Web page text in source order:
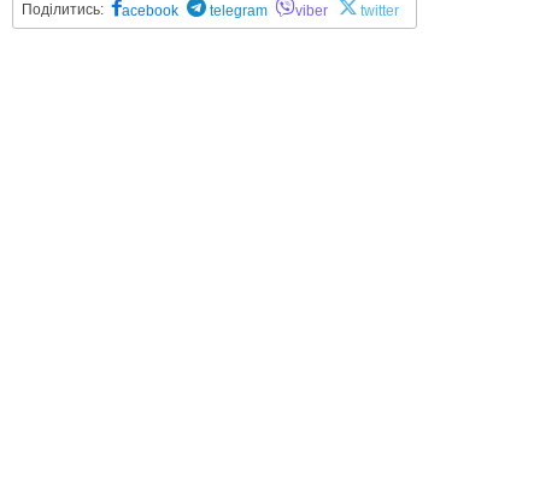
Поділитись: acebook telegram viber twitter